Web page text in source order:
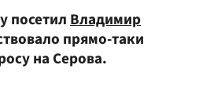
посетил Владимир
прямо-таки
на Серова.